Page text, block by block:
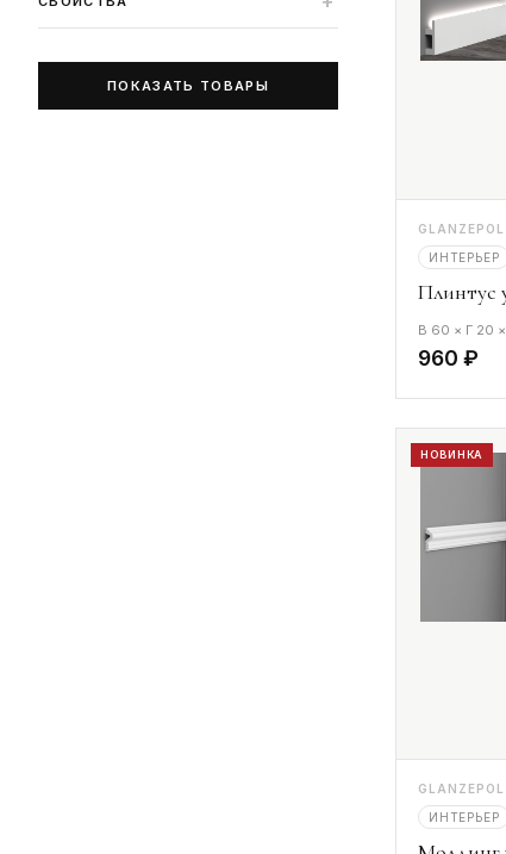
ПОКАЗАТЬ ТОВАРЫ
GLANZEPOL
ИНТЕРЬЕР
Плинтус
В 60 × Г 20
960 ₽
НОВИНКА
GLANZEPOL
ИНТЕРЬЕР